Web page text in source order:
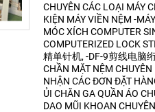
CHUYÊN CÁC LOẠI MÁY
KIỆN MÁY VIỀN NỆM -
MÓC XÍCH COMPUTER
COMPUTERIZED LOCK
精单针机, -DF-9剪线电脑
CHẦN MẶT NỆMCHUYÊN
NHẬN CÁC ĐƠN ĐẶT
ỦI CHĂN GA QUẦN ÁO
DAO MŨI KHOAN